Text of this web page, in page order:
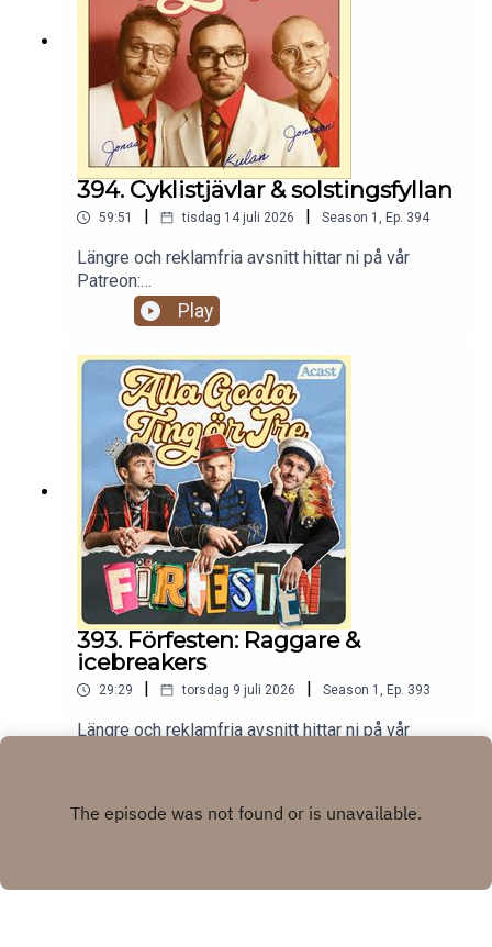
394. Cyklistjävlar & solstingsfyllan
59:51 tisdag 14 juli 2026 Season 1 , Ep. 394
Längre och reklamfria avsnitt hittar ni på vår
Patreon:
https://www.patreon.com/c/randommakingmovie
Play
393. Förfesten: Raggare &
icebreakers
29:29 torsdag 9 juli 2026 Season 1 , Ep. 393
Längre och reklamfria avsnitt hittar ni på vår